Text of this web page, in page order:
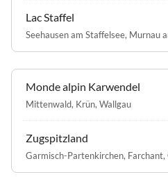
Lac Staffel
Seehausen am Staffelsee, Murnau
Monde alpin Karwendel
Mittenwald, Krün, Wallgau
Zugspitzland
Garmisch-Partenkirchen, Farchant,